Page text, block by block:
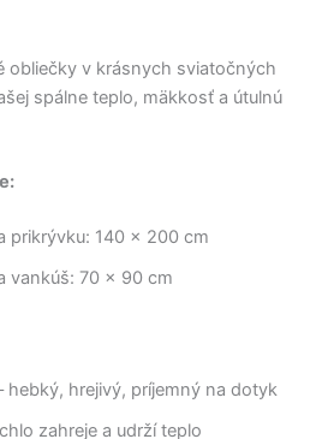
obliečky v krásnych sviatočných
spálne teplo, mäkkosť a útulnú
prikrývku: 140 × 200 cm
vankúš: 70 × 90 cm
hebký, hrejivý, príjemný na dotyk
zahreje a udrží teplo